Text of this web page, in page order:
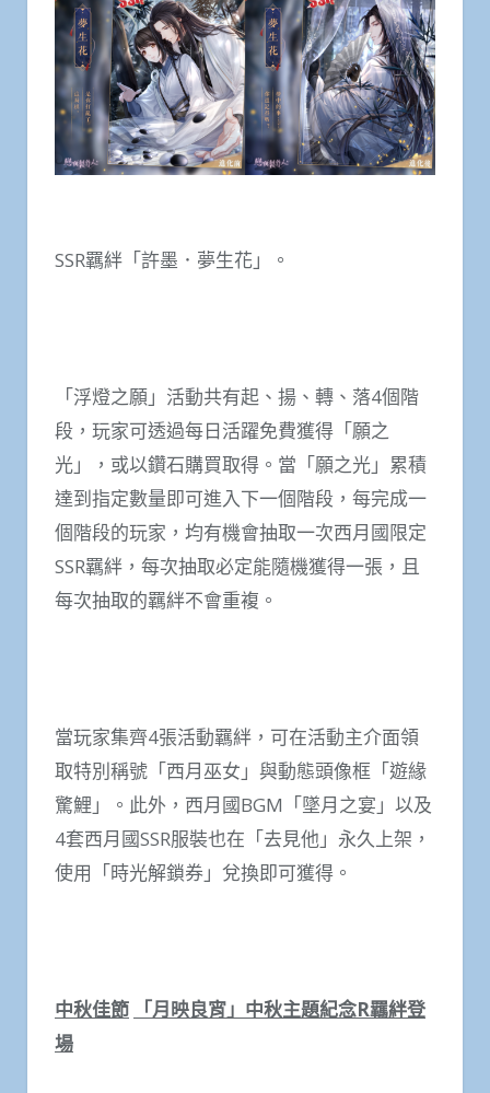
SSR羈絆「許墨．夢生花」。
「浮燈之願」活動共有起、揚、轉、落4個階
段，玩家可透過每日活躍免費獲得「願之
光」，或以鑽石購買取得。當「願之光」累積
達到指定數量即可進入下一個階段，每完成一
個階段的玩家，均有機會抽取一次西月國限定
SSR羈絆，每次抽取必定能隨機獲得一張，且
每次抽取的羈絆不會重複。
當玩家集齊4張活動羈絆，可在活動主介面領
取特別稱號「西月巫女」與動態頭像框「遊緣
驚鯉」。此外，西月國BGM「墜月之宴」以及
4套西月國SSR服裝也在「去見他」永久上架，
使用「時光解鎖券」兌換即可獲得。
中秋佳節 「月映良宵」中秋主題紀念R羈絆登
場